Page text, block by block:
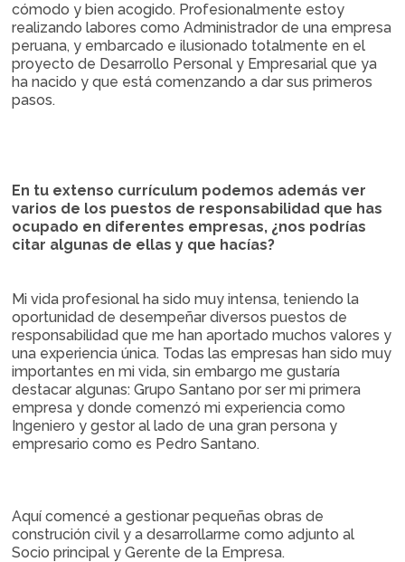
cómodo y bien acogido. Profesionalmente estoy
realizando labores como Administrador de una empresa
peruana, y embarcado e ilusionado totalmente en el
proyecto de Desarrollo Personal y Empresarial que ya
ha nacido y que está comenzando a dar sus primeros
pasos.
En tu extenso currículum podemos además ver
varios de los puestos de responsabilidad que has
ocupado en diferentes empresas, ¿nos podrías
citar algunas de ellas y que hacías?
Mi vida profesional ha sido muy intensa, teniendo la
oportunidad de desempeñar diversos puestos de
responsabilidad que me han aportado muchos valores y
una experiencia única. Todas las empresas han sido muy
importantes en mi vida, sin embargo me gustaría
destacar algunas: Grupo Santano por ser mi primera
empresa y donde comenzó mi experiencia como
Ingeniero y gestor al lado de una gran persona y
empresario como es Pedro Santano.
Aquí comencé a gestionar pequeñas obras de
construción civil y a desarrollarme como adjunto al
Socio principal y Gerente de la Empresa.